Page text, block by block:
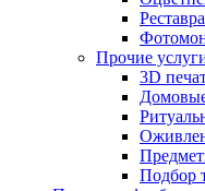
Прочие
3D
Подбор